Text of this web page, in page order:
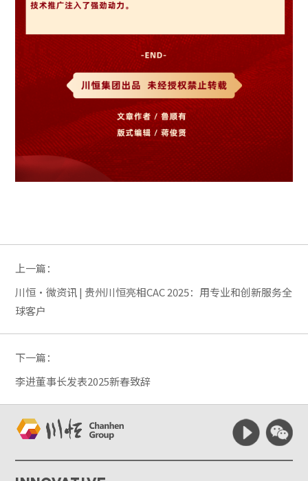
上一篇：
川恒·微资讯 | 贵州川恒亮相CAC 2025：用专业和创新服务全
球客户
下一篇：
李进董事长发表2025新春致辞